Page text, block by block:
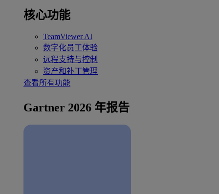
核心功能
TeamViewer AI
数字化员工体验
远程支持与控制
资产和补丁管理
查看所有功能
Gartner 2026 年报告